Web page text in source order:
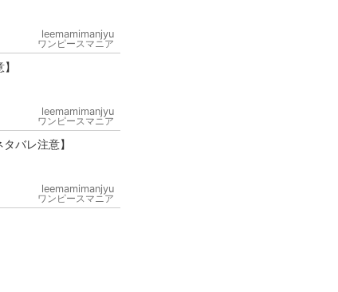
leemamimanjyu
ワンピースマニア
leemamimanjyu
ワンピースマニア
バレ注意】
leemamimanjyu
ワンピースマニア